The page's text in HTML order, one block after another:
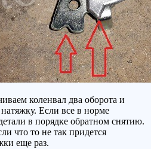
коленвал два оборота и
Если все в норме
в порядке обратном снятию.
что то не так придется
еще раз.